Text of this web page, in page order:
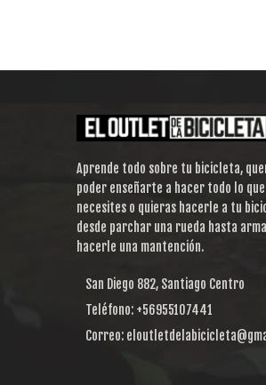
Aprende todo sobre tu bicicleta,
poder enseñarte a hacer todo lo que
necesites o quieras hacerle a tu
desde parchar una rueda hasta
hacerle una mantención.
San Diego 882, Santiago Centro
Teléfono: +56955107441
Correo: